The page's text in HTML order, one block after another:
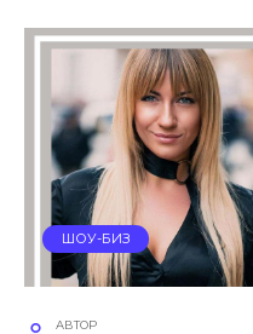
ШОУ-БИЗ
АВТОР